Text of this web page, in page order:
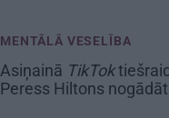
MENTĀLĀ VESELĪBA
Asiņainā TikTok
Peress Hiltons